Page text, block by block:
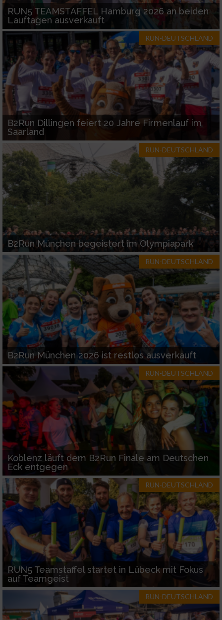
RUN5 TEAMSTAFFEL Hamburg 2026 an beiden
Lauftagen ausverkauft
RUN-DEUTSCHLAND
B2Run Dillingen feiert 20 Jahre Firmenlauf im
Saarland
RUN-DEUTSCHLAND
B2Run München begeistert im Olympiapark
RUN-DEUTSCHLAND
B2Run München 2026 ist restlos ausverkauft
RUN-DEUTSCHLAND
Koblenz läuft dem B2Run Finale am Deutschen
Eck entgegen
RUN-DEUTSCHLAND
RUN5 Teamstaffel startet in Lübeck mit Fokus
auf Teamgeist
RUN-DEUTSCHLAND
Funktional
Werbung